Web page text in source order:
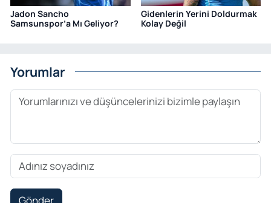
Jadon Sancho
Samsunspor’a Mı Geliyor?
Gidenlerin Yerini Doldurmak
Kolay Değil
Yorumlar